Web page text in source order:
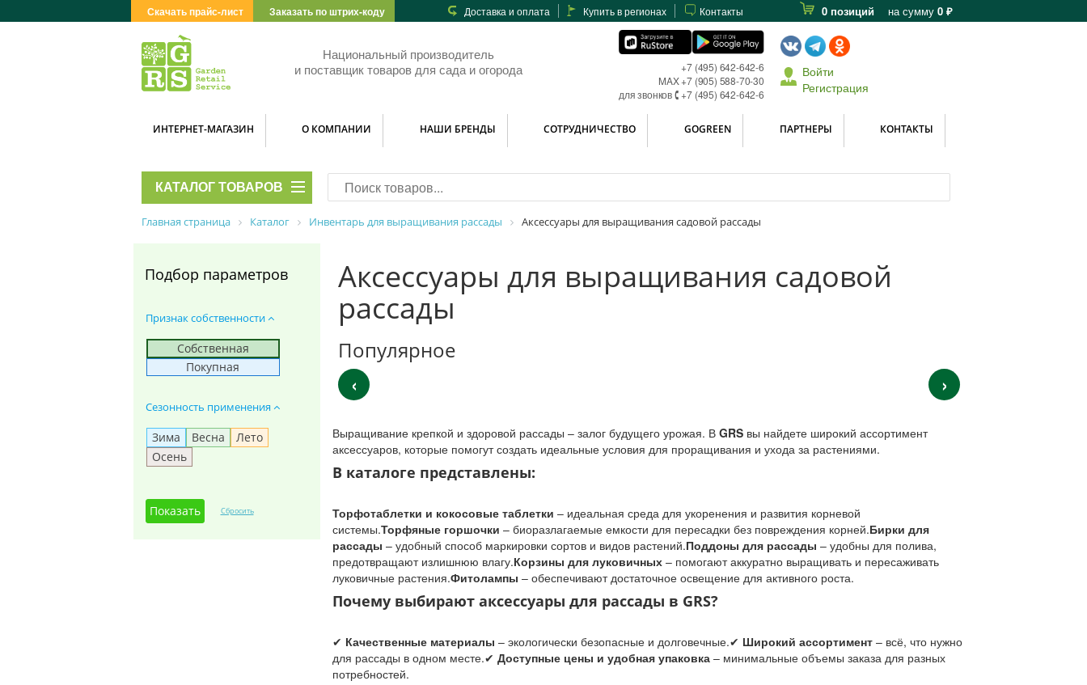
Скачать прайс-лист Заказать по штрих-коду Доставка и оплата Купить в регионах Контакты 0 позиций на сумму 0 ₽
Национальный производитель
и поставщик товаров для сада и огорода
+7 (495) 642-642-6
MAX +7 (905) 588-70-30
для звонков 🕻 +7 (495) 642-642-6
Войти
Регистрация
ИНТЕРНЕТ-МАГАЗИН О КОМПАНИИ НАШИ БРЕНДЫ СОТРУДНИЧЕСТВО GOGREEN ПАРТНЕРЫ КОНТАКТЫ
КАТАЛОГ ТОВАРОВ
Главная страница Каталог Инвентарь для выращивания рассады Аксессуары для выращивания садовой рассады
Подбор параметров
Сезонность применения
Зима Весна
Лето
Осень
Признак собственности
Собственная
Покупная
Аксессуары для выращивания садовой
рассады
Популярное
‹ ›
Выращивание крепкой и здоровой рассады – залог будущего урожая. В GRSвы найдете широкий ассортимент
аксессуаров, которые помогут создать идеальные условия для проращивания и ухода за растениями.
В каталоге представлены:
Торфотаблетки и кокосовые таблетки – идеальная среда для укоренения и развития корневой
системы.Торфяные горшочки – биоразлагаемые емкости для пересадки без повреждения корней.Бирки для
рассады – удобный способ маркировки сортов и видов растений.Поддоны для рассады – удобны для полива,
предотвращают излишнюю влагу.Корзины для луковичных– помогают аккуратно выращивать и пересаживать
луковичные растения.Фитолампы – обеспечивают достаточное освещение для активного роста.
Почему выбирают аксессуары для рассады в GRS?
✔ Качественные материалы – экологически безопасные и долговечные.✔ Широкий ассортимент– всё, что нужно
для рассады в одном месте.✔ Доступные цены и удобная упаковка– минимальные объемы заказа для разных
потребностей.